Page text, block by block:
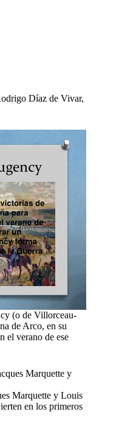
Díaz de Vivar,
(o de Villorceau-
de Arco, en su
el verano de ese
Marquette y Louis
en los primeros